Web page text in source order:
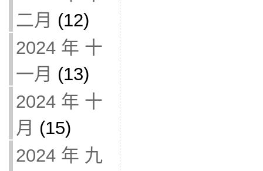
二月 (12)
2024 年 十
一月 (13)
2024 年 十
月 (15)
2024 年 九